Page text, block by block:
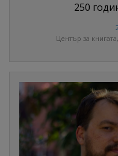
250
Център за